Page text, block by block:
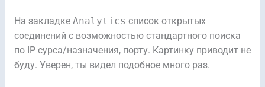
На закладке Analytics список открытых
соединений с возможностью стандартного поиска
по IP сурса/назначения, порту. Картинку приводит не
буду. Уверен, ты видел подобное много раз.